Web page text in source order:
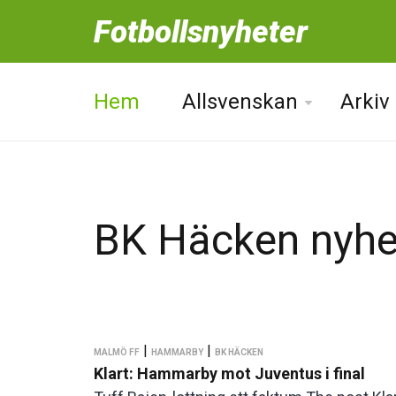
Fotbollsnyheter
Hem Allsvenskan Arkiv
BK Häcken
MALMÖ FF | HAMMARBY | BK HÄCKEN
Klart: Hammarby mot Juventus i final